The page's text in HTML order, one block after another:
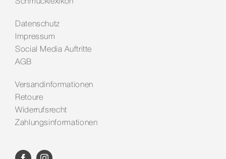
Schmucklexikon
Datenschutz
Impressum
Social Media Auftritte
AGB
Versandinformationen
Retoure
Widerrufsrecht
Zahlungsinformationen